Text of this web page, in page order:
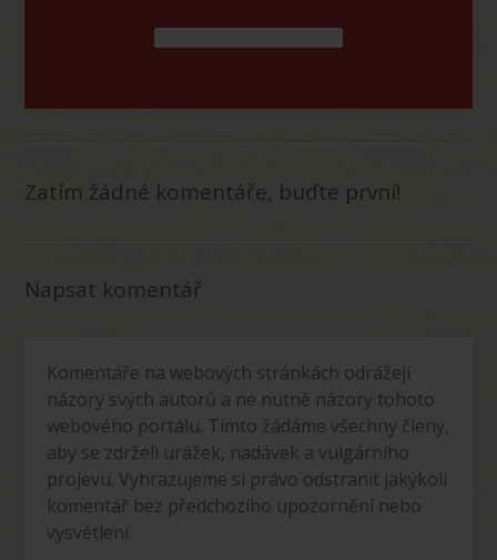
Zatím žádné komentáře, buďte první!
Napsat komentář
Komentáře na webových stránkách odrážejí
názory svých autorů a ne nutně názory tohoto
webového portálu. Tímto žádáme všechny členy,
aby se zdrželi urážek, nadávek a vulgárního
projevu. Vyhrazujeme si právo odstranit jakýkoli
komentář bez předchozího upozornění nebo
vysvětlení.